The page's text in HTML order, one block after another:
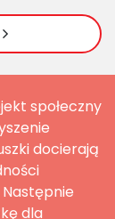
społeczny
docierają
dla